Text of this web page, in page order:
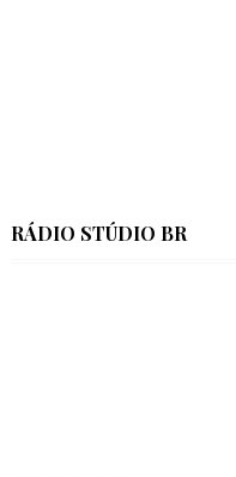
RÁDIO STÚDIO BR